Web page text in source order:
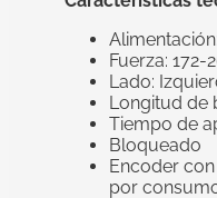
Fuerza: 172-
Lado:
Longitud de
Tiempo de
Bloqueado
Encoder
por